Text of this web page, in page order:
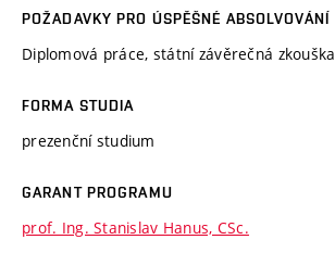
POŽADAVKY PRO ÚSPĚŠNÉ ABSOLVOVÁNÍ
Diplomová práce, státní závěrečná zkouška
FORMA STUDIA
prezenční studium
GARANT PROGRAMU
prof. Ing. Stanislav Hanus, CSc.